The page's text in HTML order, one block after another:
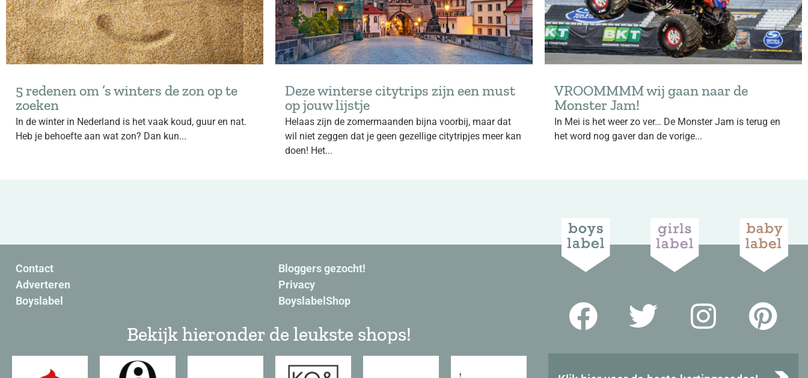
5 redenen om ’s winters de zon op te
zoeken
In de winter in Nederland is het vaak koud, guur en nat.
Heb je behoefte aan wat zon? Dan kun...
Deze winterse citytrips zijn een must
op jouw lijstje
Helaas zijn de zomermaanden bijna voorbij, maar dat
wil niet zeggen dat je geen gezellige citytripjes meer kan
doen! Het...
VROOMMMM wij gaan naar de
Monster Jam!
In Mei is het weer zo ver… De Monster Jam is terug en
het word nog gaver dan de vorige...
Contact
Adverteren
Boyslabel
Bloggers gezocht!
Privacy
BoyslabelShop
Bekijk hieronder de leukste shops!